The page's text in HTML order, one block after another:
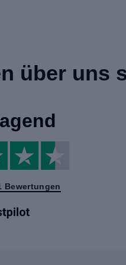
über uns
Bewertungen